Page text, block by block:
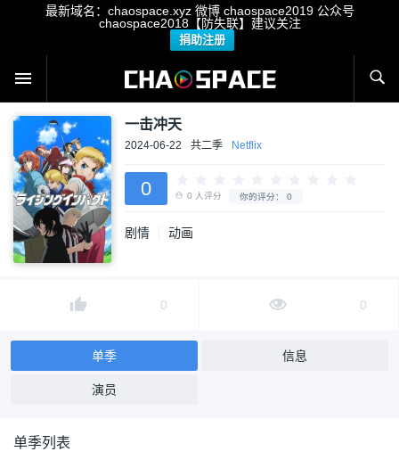
最新域名：chaospace.xyz 微博 chaospace2019 公众号
chaospace2018【防失联】建议关注
捐助注册
一击冲天
2024-06-22 共二季 Netflix
0
剧情 动画
0 0
单季 信息
演员
单季列表